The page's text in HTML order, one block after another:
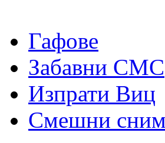
Гафове
Забавни СМС
Изпрати Виц
Смешни